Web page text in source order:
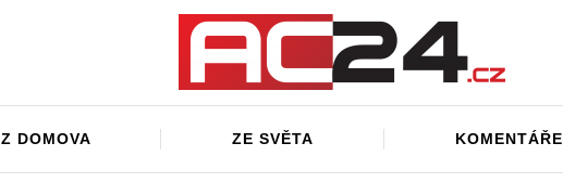
Z DOMOVA ZE SVĚTA KOMENTÁŘE